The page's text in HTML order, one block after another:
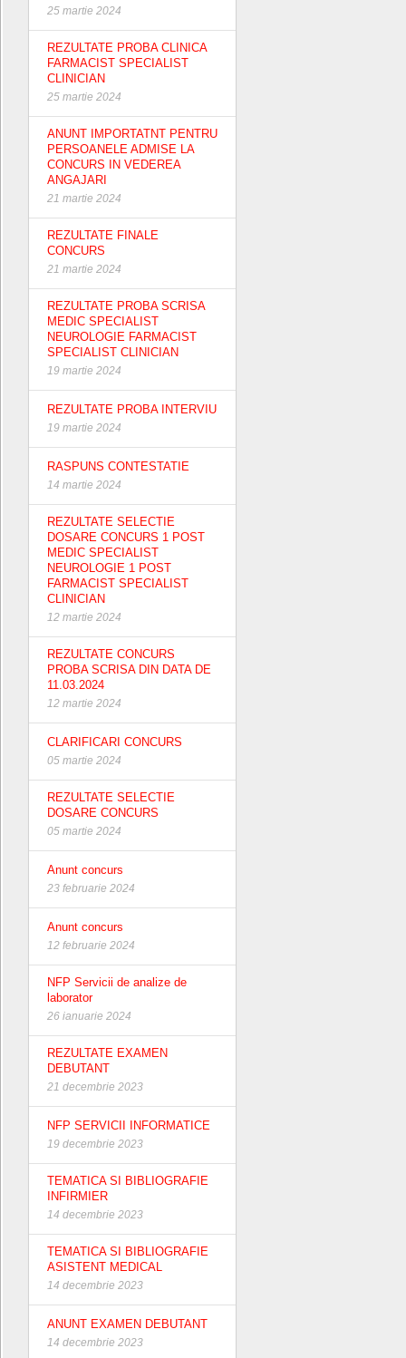
25 martie 2024
REZULTATE PROBA CLINICA
FARMACIST SPECIALIST
CLINICIAN
25 martie 2024
ANUNT IMPORTATNT PENTRU
PERSOANELE ADMISE LA
CONCURS IN VEDEREA
ANGAJARI
21 martie 2024
REZULTATE FINALE
CONCURS
21 martie 2024
REZULTATE PROBA SCRISA
MEDIC SPECIALIST
NEUROLOGIE FARMACIST
SPECIALIST CLINICIAN
19 martie 2024
REZULTATE PROBA INTERVIU
19 martie 2024
RASPUNS CONTESTATIE
14 martie 2024
REZULTATE SELECTIE
DOSARE CONCURS 1 POST
MEDIC SPECIALIST
NEUROLOGIE 1 POST
FARMACIST SPECIALIST
CLINICIAN
12 martie 2024
REZULTATE CONCURS
PROBA SCRISA DIN DATA DE
11.03.2024
12 martie 2024
CLARIFICARI CONCURS
05 martie 2024
REZULTATE SELECTIE
DOSARE CONCURS
05 martie 2024
Anunt concurs
23 februarie 2024
Anunt concurs
12 februarie 2024
NFP Servicii de analize de
laborator
26 ianuarie 2024
REZULTATE EXAMEN
DEBUTANT
21 decembrie 2023
NFP SERVICII INFORMATICE
19 decembrie 2023
TEMATICA SI BIBLIOGRAFIE
INFIRMIER
14 decembrie 2023
TEMATICA SI BIBLIOGRAFIE
ASISTENT MEDICAL
14 decembrie 2023
ANUNT EXAMEN DEBUTANT
14 decembrie 2023